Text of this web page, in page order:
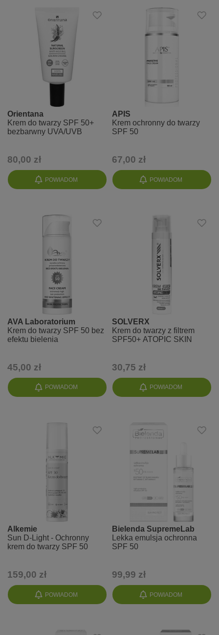
POWIADOM
Orientana
Krem do twarzy SPF 50+
bezbarwny UVA/UVB
80,00 zł
POWIADOM
APIS
Krem ochronny do twarzy
SPF 50
67,00 zł
POWIADOM
AVA Laboratorium
Krem do twarzy SPF 50 bez
efektu bielenia
45,00 zł
POWIADOM
SOLVERX
Krem do twarzy z filtrem
SPF50+ ATOPIC SKIN
30,75 zł
POWIADOM
Alkemie
Sun D-Light - Ochronny
krem do twarzy SPF 50
159,00 zł
POWIADOM
Bielenda SupremeLab
Lekka emulsja ochronna
SPF 50
99,99 zł